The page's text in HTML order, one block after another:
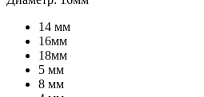
14 мм
16мм
18мм
5 мм
8 мм